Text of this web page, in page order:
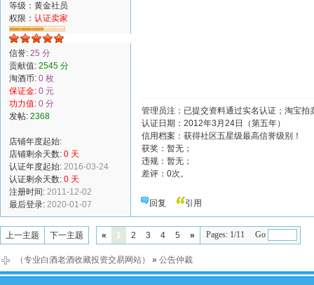
等级：黄金社员
权限： 认证卖家
信誉: 25 分
贡献值: 2545 分
淘酒币: 0 枚
保证金: 0 元
功力值: 0 分
发帖: 2368
店铺年度起始:
店铺剩余天数: 0 天
认证年度起始: 2016-03-24
认证剩余天数: 0 天
注册时间: 2011-12-02
最后登录: 2020-01-07
管理员注：已提交资料通过实名认证；淘宝
认证日期：2012年3月24日（第五年）
信用档案：获得社区五星级最高信誉级别！
获奖：暂无；
违规：暂无；
差评：0次。
回复 引用
上一主题 下一主题 « 1 2 3 4 5 » Pages: 1/11 Go
（专业白酒老酒收藏投资交易网站） » 公告仲裁